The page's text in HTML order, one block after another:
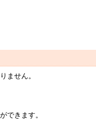
ません。
できます。